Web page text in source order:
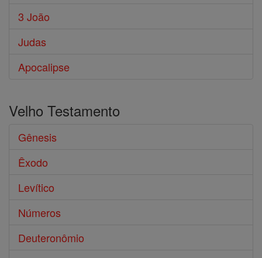
3 João
Judas
Apocalipse
Velho Testamento
Gênesis
Êxodo
Levítico
Números
Deuteronômio